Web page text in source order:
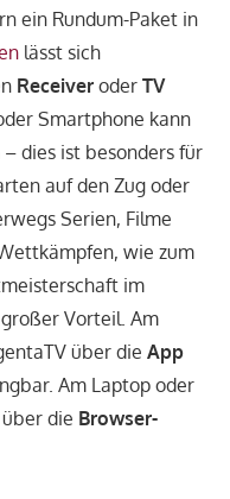
ein Rundum-Paket in
lässt sich
Receiveroder TV
Smartphone kann
dies ist besonders für
auf den Zug oder
Serien, Filme
wie zum
im
Vorteil. Am
über die App
Am Laptop oder
die Browser-